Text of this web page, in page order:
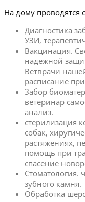
На дому проводятся
Диагностика
УЗИ,
Вакцинация.
надежной
Ветврачи
расписание
Забор
ветеринар
анализ.
стерилизация
собак,
растяжениях,
помощь при
спасение
Стоматология.
зубного камня.
Обработка